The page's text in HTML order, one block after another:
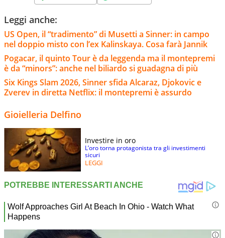
Leggi anche:
US Open, il “tradimento” di Musetti a Sinner: in campo
nel doppio misto con l’ex Kalinskaya. Cosa farà Jannik
Pogacar, il quinto Tour è da leggenda ma il montepremi
è da “minors”: anche nel biliardo si guadagna di più
Six Kings Slam 2026, Sinner sfida Alcaraz, Djokovic e
Zverev in diretta Netflix: il montepremi è assurdo
Gioielleria Delfino
Investire in oro
L’oro torna protagonista tra gli investimenti
sicuri
LEGGI